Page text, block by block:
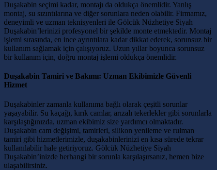
Duşakabin seçimi kadar, montajı da oldukça önemlidir. Yanlış
montaj, su sızıntılarına ve diğer sorunlara neden olabilir. Firmamız,
deneyimli ve uzman teknisyenleri ile Gölcük Nüzhetiye Siyah
Duşakabin’lerinizi profesyonel bir şekilde monte etmektedir. Montaj
işlemi sırasında, en ince ayrıntılara kadar dikkat ederek, sorunsuz bir
kullanım sağlamak için çalışıyoruz. Uzun yıllar boyunca sorunsuz
bir kullanım için, doğru montaj işlemi oldukça önemlidir.
Duşakabin Tamiri ve Bakımı: Uzman Ekibimizle Güvenli
Hizmet
Duşakabinler zamanla kullanıma bağlı olarak çeşitli sorunlar
yaşayabilir. Su kaçağı, kırık camlar, arızalı tekerlekler gibi sorunlarla
karşılaştığınızda, uzman ekibimiz size yardımcı olmaktadır.
Duşakabin cam değişimi, tamirleri, silikon yenileme ve rulman
tamiri gibi hizmetlerimizle, duşakabinlerinizi en kısa sürede tekrar
kullanılabilir hale getiriyoruz. Gölcük Nüzhetiye Siyah
Duşakabin’inizde herhangi bir sorunla karşılaşırsanız, hemen bize
ulaşabilirsiniz.